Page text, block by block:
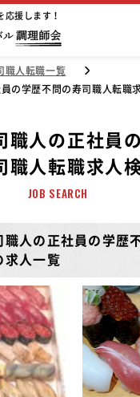
応援します！
職人転職一覧
の学歴不問の寿司職人転職
職人の正社員
職人転職求人
JOB SEARCH
職人の正社員の学歴
求人一覧